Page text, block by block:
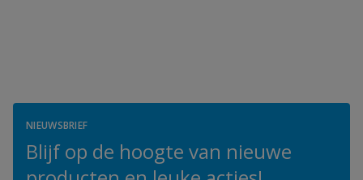
NIEUWSBRIEF
Blijf op de hoogte van nieuwe